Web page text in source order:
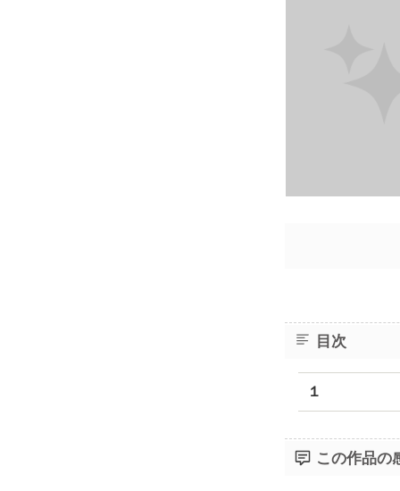
目次
１
この作品の